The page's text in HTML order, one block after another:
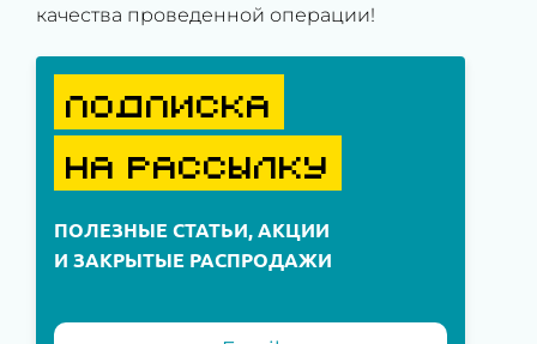
качества проведенной операции!
ПОДПИСКА
НА РАССЫЛКУ
ПОЛЕЗНЫЕ СТАТЬИ, АКЦИИ
И ЗАКРЫТЫЕ РАСПРОДАЖИ